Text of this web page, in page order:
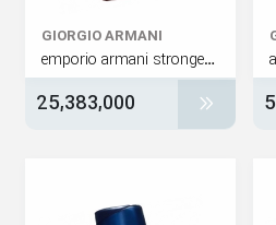
GIORGIO ARMANI
25,383,000